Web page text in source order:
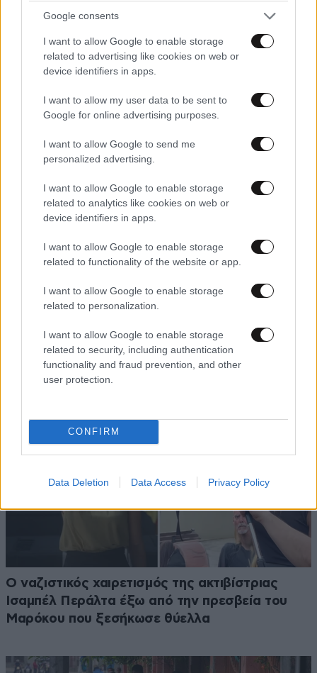
Google consents
I want to allow Google to enable storage
related to advertising like cookies on web or
device identifiers in apps.
I want to allow my user data to be sent to
Google for online advertising purposes.
I want to allow Google to send me
personalized advertising.
I want to allow Google to enable storage
related to analytics like cookies on web or
device identifiers in apps.
I want to allow Google to enable storage
related to functionality of the website or app.
I want to allow Google to enable storage
related to personalization.
I want to allow Google to enable storage
related to security, including authentication
functionality and fraud prevention, and other
user protection.
CONFIRM
Data Deletion Data Access Privacy Policy
ΠΕΡΙΣΣΟΤΕΡΑ ΑΠΟ ΤΟΝ ΚΟΣΜΟ
«Θέλω τον μπαμπά μου»: Νέο βίντεο της
μεθυσμένης οδηγού που σκότωσε νύφη λίγες
ώρες μετά τον γάμο της προκαλεί οργή
Ο ναζιστικός χαιρετισμός της ακτιβίστριας
Ισαμπέλ Περάλτα έξω από την πρεσβεία του
Μαρόκου που ξεσήκωσε θύελλα